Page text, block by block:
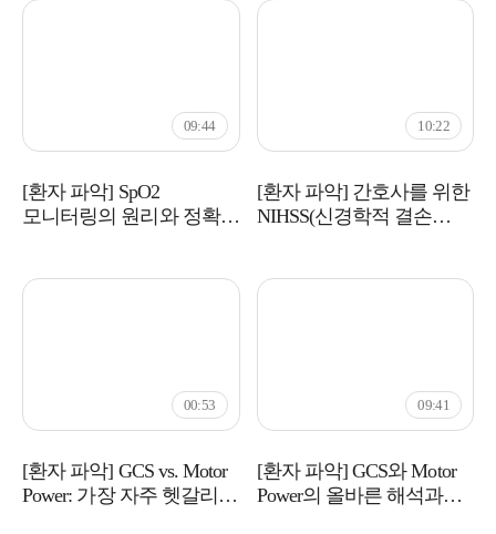
09:44
[환자 파악] SpO2
모니터링의 원리와 정확한
10:22
[환자 파악] 간호사를 위한
NIHSS(신경학적 결손
00:53
[환자 파악] GCS vs. Motor
Power: 가장 자주 헷갈리는
09:41
[환자 파악] GCS와 Motor
Power의 올바른 해석과